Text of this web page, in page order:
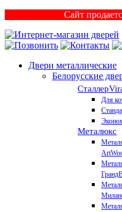
Сайт
Двери металлические
Белорусские
Сталлер
Для
Металюкс